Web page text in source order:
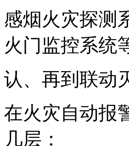
感烟火灾探测
火门监控系统
认、再到联动
在火灾自动报
几层：